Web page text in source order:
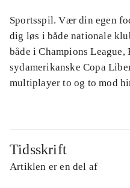
Sportsspil. Vær din egen
dig løs i både nationale
både i Champions League,
sydamerikanske Copa
multiplayer to og to mod
Tidsskrift
Artiklen er en del af